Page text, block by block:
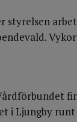
styrelsen
i Ljungby